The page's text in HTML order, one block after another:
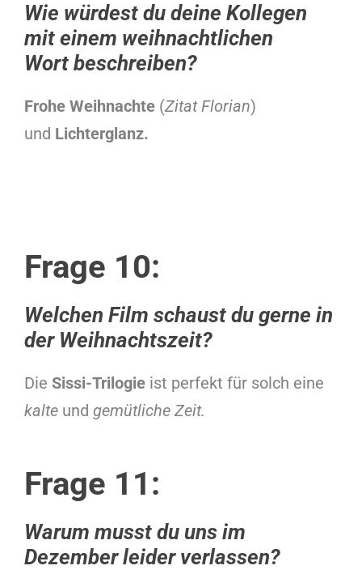
Wie würdest du deine Kollegen
mit einem weihnachtlichen
Wort beschreiben?
Frohe Weihnachte (Zitat Florian)
und Lichterglanz.
Frage 10:
Welchen Film schaust du gerne in
der Weihnachtszeit?
Die Sissi-Trilogie ist perfekt für solch eine
kalte und gemütliche Zeit.
Frage 11:
Warum musst du uns im
Dezember leider verlassen?